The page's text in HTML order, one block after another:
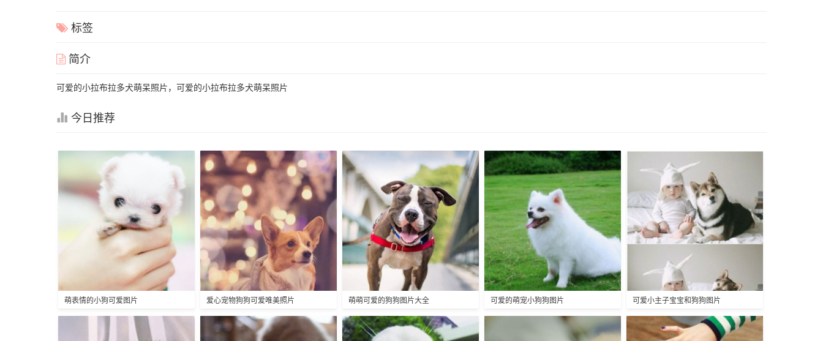
标签
简介
可爱的小拉布拉多犬萌呆照片，可爱的小拉布拉多犬萌呆照片
今日推荐
萌表情的小狗可爱图片 爱心宠物狗狗可爱唯美照片 萌萌可爱的狗狗图片大全 可爱的萌宠小狗狗图片 可爱小主子宝宝和狗狗图片